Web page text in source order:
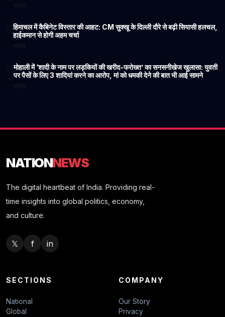
5हिमाचल में कैबिनेट विस्तार की आहट: CM सुक्खू के दिल्ली दौरे से बढ़ी सियासी हलचल,
हाईकमान से होगी अहम चर्चा
6मोहाली में ‘शादी के नाम पर लड़कियों की खरीद-फरोख्त’ का सनसनीखेज खुलासा: युवती
पर पैसों के लिए 3 शादियां करने का आरोप, मां को धमकी देने की बात भी आई सामने
NATIONNEWS
The digital heartbeat of India. Providing real-
time insights into global politics, economy,
and culture.
𝕏 f in
SECTIONS
National
Global
COMPANY
Our Story
Privacy